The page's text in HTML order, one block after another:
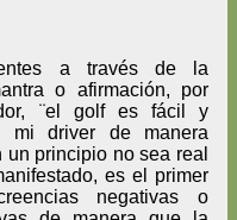
a través de la
o afirmación, por
¨el golf es fácil y
mi driver de manera
principio no sea real
es el primer
negativas o